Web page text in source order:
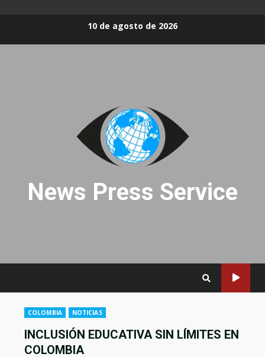
10 de agosto de 2026
News Press Service
COLOMBIA NOTICIAS
INCLUSIÓN EDUCATIVA SIN LÍMITES EN
COLOMBIA